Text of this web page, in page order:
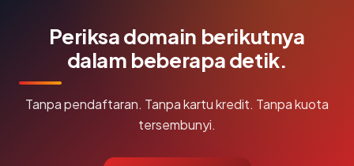
Periksa domain berikutnya
dalam beberapa detik.
Tanpa pendaftaran. Tanpa kartu kredit. Tanpa kuota
tersembunyi.